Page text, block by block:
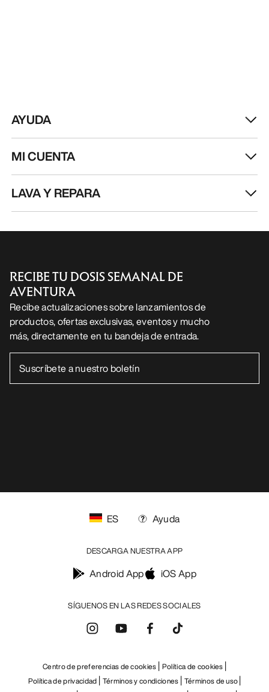
AYUDA
MI CUENTA
LAVA Y REPARA
RECIBE TU DOSIS SEMANAL DE
AVENTURA
Recibe actualizaciones sobre lanzamientos de
productos, ofertas exclusivas, eventos y mucho
más, directamente en tu bandeja de entrada.
SÍGUENOS EN LAS REDES SOCIALES
ES Ayuda
DESCARGA NUESTRA APP
Android App iOS App
Centro de preferencias de cookies Política de cookies
Política de privacidad Términos y condiciones Términos de uso